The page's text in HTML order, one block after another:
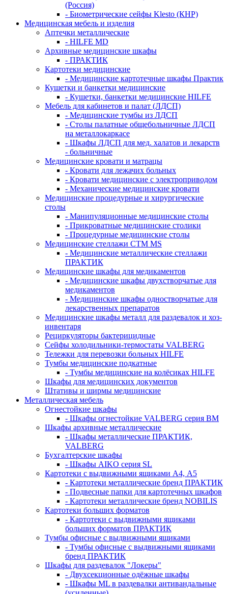
(Россия)
- Биометрические сейфы Klesto (КНР)
Медицинская мебель и изделия
Аптечки металлические
- HILFE MD
Архивные медицинские шкафы
- ПРАКТИК
Картотеки медицинские
- Медицинские картотечные шкафы Практик
Кушетки и банкетки медицинские
- Кушетки, банкетки медицинские HILFE
Мебель для кабинетов и палат (ЛДСП)
- Медицинские тумбы из ЛДСП
- Столы палатные общебольничные ЛДСП
на металлокаркасе
- Шкафы ЛДСП для мед. халатов и лекарств
- больничные
Медицинские кровати и матрацы
- Кровати для лежачих больных
- Кровати медицинские с электроприводом
- Механические медицинские кровати
Медицинские процедурные и хирургические
столы
- Манипуляционные медицинские столы
- Прикроватные медицинские столики
- Процедурные медицинские столы
Медицинские стеллажи CTM MS
- Медицинские металлические стеллажи
ПРАКТИК
Медицинские шкафы для медикаментов
- Медицинские шкафы двухстворчатые для
медикаментов
- Медицинские шкафы одностворчатые для
лекарственных препаратов
Медицинские шкафы металл для раздевалок и хоз-
инвентаря
Рециркуляторы бактерицидные
Сейфы холодильники-термостаты VALBERG
Тележки для перевозки больных HILFE
Тумбы медицинские подкатные
- Тумбы медицинские на колёсиках HILFE
Шкафы для медицинских документов
Штативы и ширмы медицинские
Металлическая мебель
Огнестойкие шкафы
- Шкафы огнестойкие VALBERG серия BM
Шкафы архивные металлические
- Шкафы металлические ПРАКТИК,
VALBERG
Бухгалтерские шкафы
- Шкафы AIKO серия SL
Картотеки с выдвижными ящиками А4, А5
- Картотеки металлические бренд ПРАКТИК
- Подвесные папки для картотечных шкафов
- Картотеки металлические бренд NOBILIS
Картотеки больших форматов
- Картотеки с выдвижными ящиками
больших форматов ПРАКТИК
Тумбы офисные с выдвижными ящиками
- Тумбы офисные с выдвижными ящиками
бренд ПРАКТИК
Шкафы для раздевалок "Локеры"
- Двухсекционные одёжные шкафы
- Шкафы ML в раздевалки антивандальные